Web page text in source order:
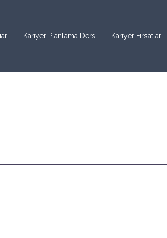
Kariyer Planlama Dersi Kariyer Fırsatları